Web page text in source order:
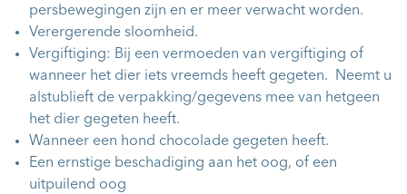
persbewegingen zijn en er meer verwacht worden.
Verergerende sloomheid.
Vergiftiging: Bij een vermoeden van vergiftiging of
wanneer het dier iets vreemds heeft gegeten. Neemt u
alstublieft de verpakking/gegevens mee van hetgeen
het dier gegeten heeft.
Wanneer een hond chocolade gegeten heeft.
Een ernstige beschadiging aan het oog, of een
uitpuilend oog